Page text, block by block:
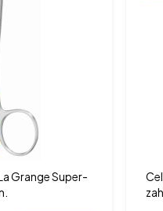
Grange Super-